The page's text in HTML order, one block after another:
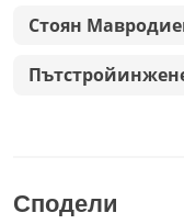
Стоян
Сподели